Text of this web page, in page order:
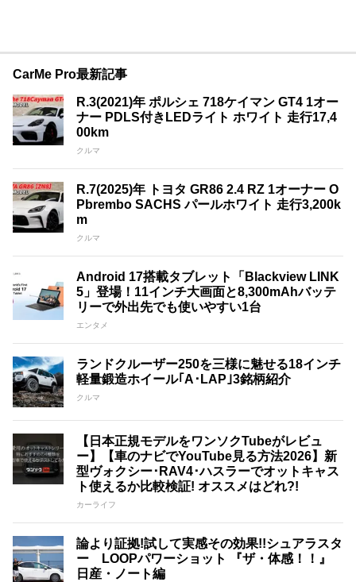
CarMe Pro最新記事
R.3(2021)年 ポルシェ 718ケイマン GT4 1オー
ナー PDLS付きLEDライト ホワイト 走行17,4
00km
クルマ
R.7(2025)年 トヨタ GR86 2.4 RZ 1オーナー O
Pbrembo SACHS パールホワイト 走行3,200k
m
クルマ
Android 17搭載タブレット「Blackview LINK
5」登場！11インチ大画面と8,300mAhバッテ
リーで外出先でも使いやすい1台
エンタメ
ランドクルーザー250を三様に魅せる18インチ
軽量鍛造ホイール｢A･LAP｣3銘柄紹介
クルマ
【日本正規モデルをワンソクTubeがレビュ
ー】【車のナビでYouTube見る方法2026】新
型ヴォクシー･RAV4･ハスラーでオットキャス
ト使えるか比較検証! オススメはどれ?!
カーライフ
論より証拠!試して実感その効果!!シュアラスタ
ー LOOPパワーショット 『ザ・体感！！』
日産・ノート編